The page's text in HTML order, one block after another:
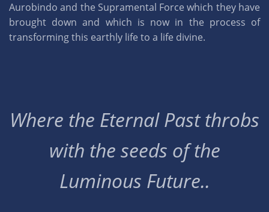
Aurobindo and the Supramental Force which they have
brought down and which is now in the process of
transforming this earthly life to a life divine.
Where the Eternal Past throbs
with the seeds of the
Luminous Future..